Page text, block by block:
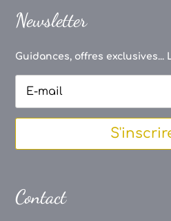
Newsletter
Guidances, offres exclusives...
Contact